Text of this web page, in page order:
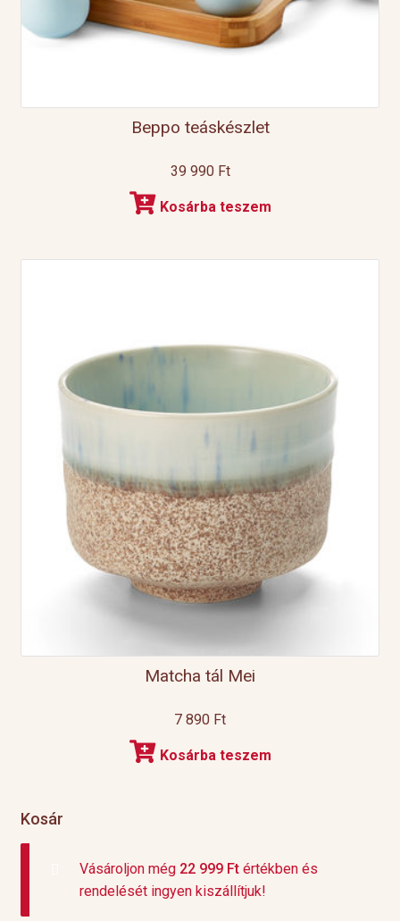
Beppo teáskészlet
39 990 Ft
Kosárba teszem
Matcha tál Mei
7 890 Ft
Kosárba teszem
Kosár
Vásároljon még 22 999 Ftértékben és
rendelését ingyen kiszállítjuk!